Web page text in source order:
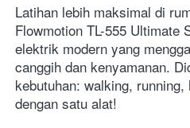
Latihan lebih maksimal di
Flowmotion TL-555 Ultimate
elektrik modern yang
canggih dan kenyamanan.
kebutuhan: walking,
dengan satu alat!